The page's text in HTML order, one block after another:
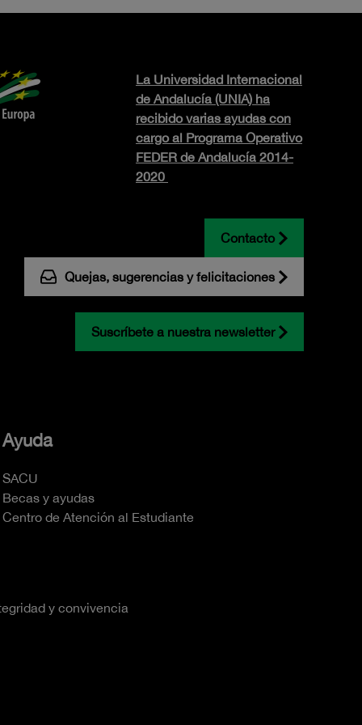
La Universidad Internacional
de Andalucía (UNIA) ha
recibido varias ayudas con
cargo al Programa Operativo
FEDER de Andalucía 2014-
2020
Contacto
Quejas, sugerencias y felicitaciones
Suscríbete a nuestra newsletter
Ayuda
SACU
Becas y ayudas
Centro de Atención al Estudiante
y convivencia